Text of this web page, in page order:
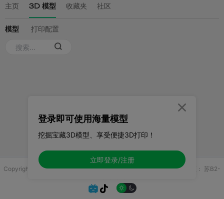
Copyright © 2025 无锡控博科技有限公司 版权所有增值电信业务许可证： 苏B2-
 
登录即可使用海量模型
挖掘宝藏3D模型、享受便捷3D打印！
立即登录/注册
